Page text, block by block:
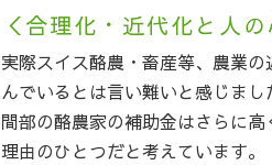
＜合理化・近代化と人
実際スイス酪農・畜産等、農業
んでいるとは言い難いと感じま
間部の酪農家の補助金はさらに
理由のひとつだと考えています。